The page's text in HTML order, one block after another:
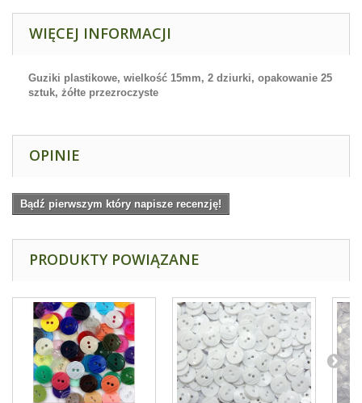
WIĘCEJ INFORMACJI
Guziki plastikowe, wielkość 15mm, 2 dziurki, opakowanie 25
sztuk, żółte przezroczyste
OPINIE
Bądź pierwszym który napisze recenzję!
PRODUKTY POWIĄZANE